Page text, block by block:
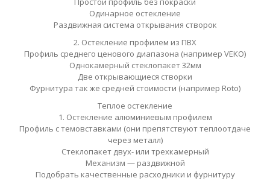
Одинарное остекление
Раздвижная система открывания створок
2. Остекление профилем из ПВХ
Профиль среднего ценового диапазона (например VEKO)
Однокамерный стеклопакет 32мм
Две открывающиеся створки
Фурнитура так же средней стоимости (например Roto)
Теплое остекление
1. Остекление алюминиевым профилем
Профиль с темовставками (они препятствуют теплоотдаче
через металл)
Стеклопакет двух- или трехкамерный
Механизм — раздвижной
Подобрать качественные расходники и фурнитуру